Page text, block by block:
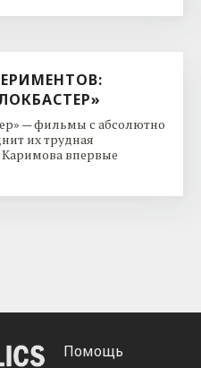
— фильмы с абсолютно
их трудная
Каримова впервые
Помощь